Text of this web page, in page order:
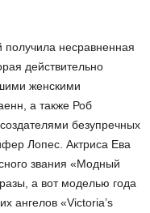
несравненная
действительно
женскими
а также Роб
безупречных
Лопес. Актриса Ева
звания «Модный
а вот моделью года
ангелов «Victoria’s